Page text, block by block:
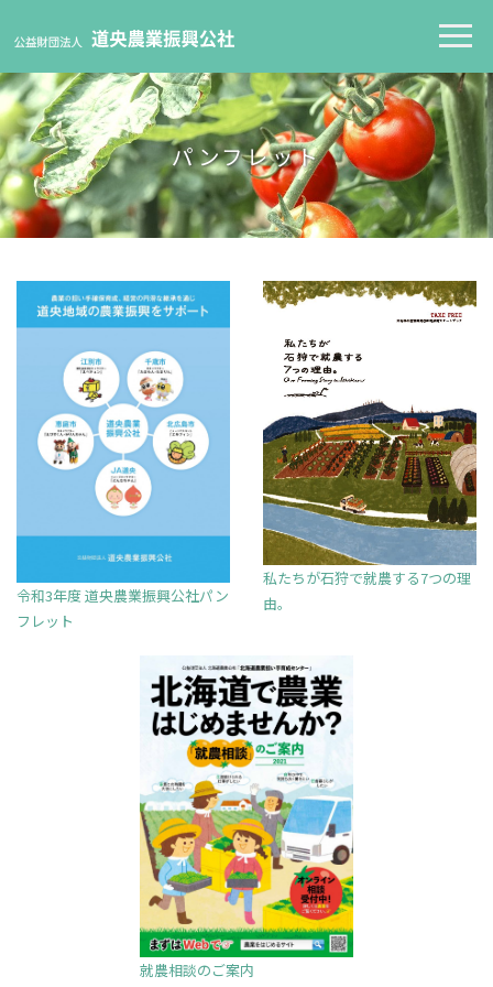
パンフレット
令和3年度 道央農業振興公社パン
フレット
私たちが石狩で就農する7つの理
由。
就農相談のご案内